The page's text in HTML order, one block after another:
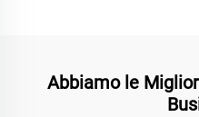
Abbiamo le